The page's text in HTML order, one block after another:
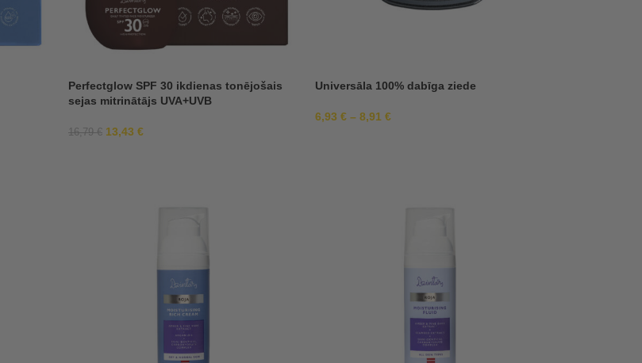
Perfectglow SPF 30 ikdienas tonējošais
sejas mitrinātājs UVA+UVB
16,79€ 13,43 €
Universāla 100% dabīga ziede
6,93 € – 8,91 €